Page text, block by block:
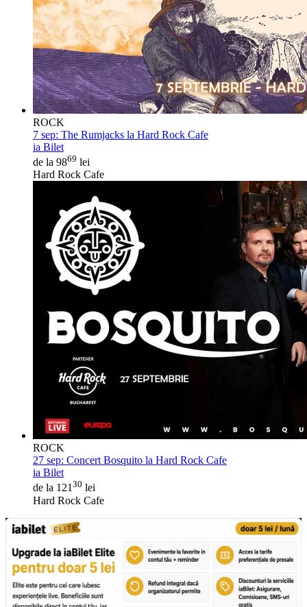
ROCK
7 sep: The Rumjacks la Hard Rock Cafe
ia Bilet
de la 9869 lei
Hard Rock Cafe
ROCK
27 sep: Concert Bosquito la Hard Rock Cafe
ia Bilet
de la 12130 lei
Hard Rock Cafe